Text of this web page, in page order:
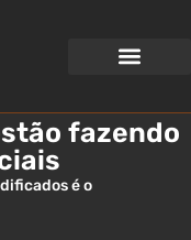
fazendo
é o